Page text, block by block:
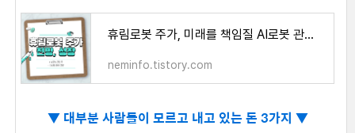
휴림로봇 주가, 미래를 책임질 AI로봇 관련주 전망
neminfo.tistory.com
▼대부분 사람들이 모르고 내고 있는 돈 3가지 ▼